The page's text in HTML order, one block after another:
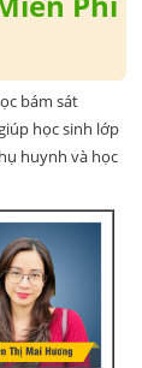
bám sát
học sinh lớp
huynh và học